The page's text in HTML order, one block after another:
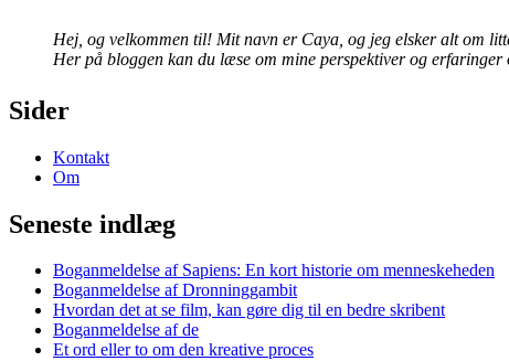
Hej, og velkommen til! Mit navn er Caya, og jeg elsker alt om
Her på bloggen kan du læse om mine perspektiver og
Sider
Kontakt
Om
Seneste indlæg
Boganmeldelse af Sapiens: En kort historie om menneskeheden
Boganmeldelse af Dronninggambit
Hvordan det at se film, kan gøre dig til en bedre skribent
Boganmeldelse af de
Et ord eller to om den kreative proces